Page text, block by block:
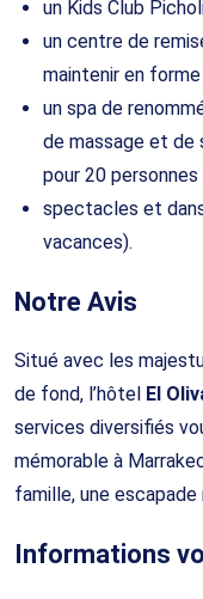
un Kids Club
un centre de
maintenir en forme
un spa de
de massage et de
pour 20 personnes
spectacles et
vacances).
Notre Avis
Situé avec les
de fond, l’hôtel El
services diversifiés
mémorable à
famille, une
Informations